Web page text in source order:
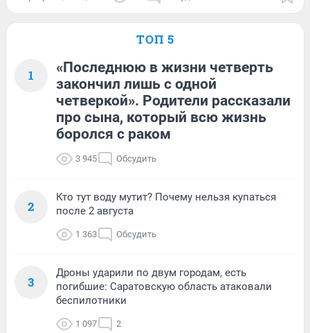
ТОП 5
1
«Последнюю в жизни четверть
закончил лишь с одной
четверкой». Родители рассказали
про сына, который всю жизнь
боролся с раком
3 945 Обсудить
2
Кто тут воду мутит? Почему нельзя купаться
после 2 августа
1 363 Обсудить
3
Дроны ударили по двум городам, есть
погибшие: Саратовскую область атаковали
беспилотники
1 097 2